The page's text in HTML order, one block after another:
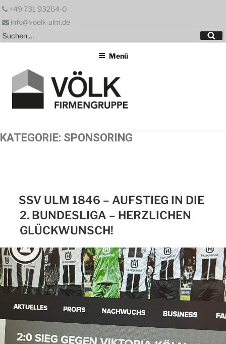
Zum
springen
+49 731 93264-0
info@voelk-ulm.de
Suchen
nach:
Menü
KATEGORIE: SPONSORING
SSV ULM 1846 – AUFSTIEG IN DIE
2. BUNDESLIGA – HERZLICHEN
GLÜCKWUNSCH!